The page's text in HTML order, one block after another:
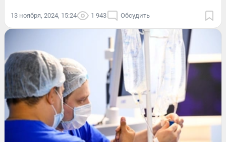
13 ноября, 2024, 15:24 1 943 Обсудить